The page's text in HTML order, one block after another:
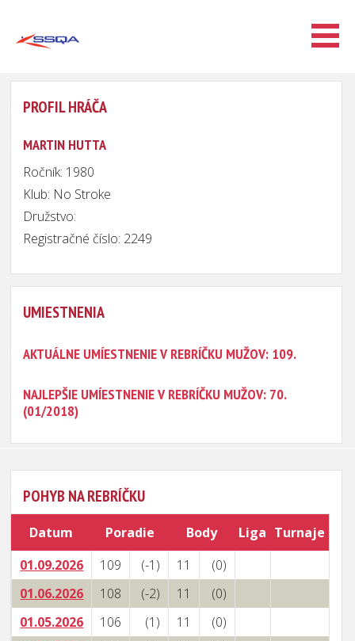
PROFIL HRÁČA
MARTIN HUTTA
Ročník: 1980
Klub: No Stroke
Družstvo:
Registračné číslo: 2249
UMIESTNENIA
AKTUÁLNE UMÍESTNENIE V REBRÍČKU MUŽOV: 109.
NAJLEPŠIE UMÍESTNENIE V REBRÍČKU MUŽOV: 70.
(01/2018)
POHYB NA REBRÍČKU
Datum Poradie Body Liga Turnaje
01.09.2026
109 (-1) 11
(0)
01.06.2026
108 (-2) 11
(0)
01.05.2026
106 (1) 11
(0)